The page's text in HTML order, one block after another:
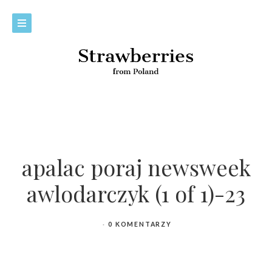
apalac poraj newsweek
awlodarczyk (1 of 1)-23
0 KOMENTARZY